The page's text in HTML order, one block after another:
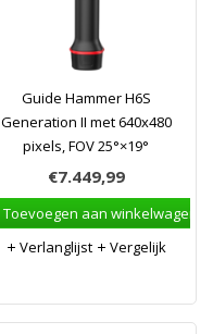
Guide Hammer H6S
Generation II met 640x480
pixels, FOV 25°×19°
€7.449,99
Toevoegen aan winkelwagen
Verlanglijst
Vergelijk